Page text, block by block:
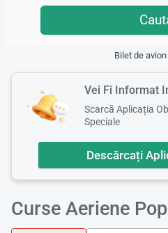
Bilet de avion
Vei Fi Informat
Scarcă Aplicația
Speciale
Descărcați
Curse Aeriene